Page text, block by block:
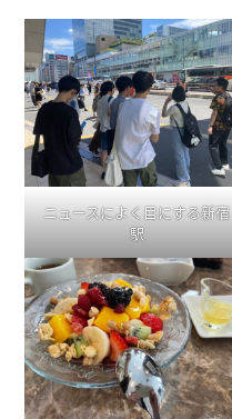
ニュースによく目にする新宿
駅